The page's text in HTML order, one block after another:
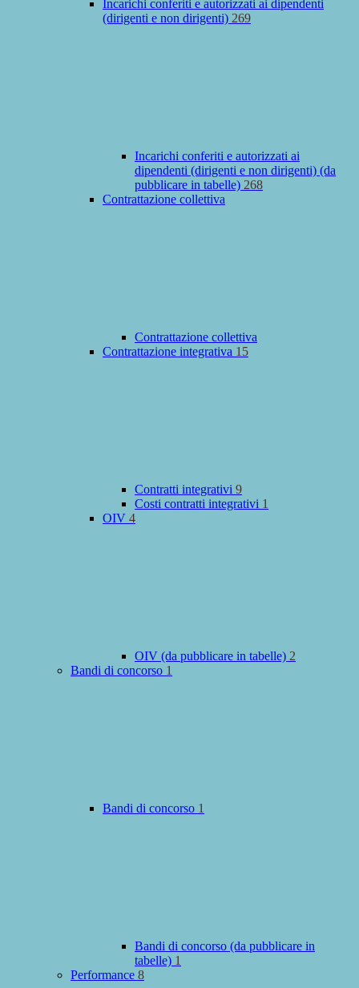
Incarichi conferiti e autorizzati ai dipendenti
(dirigenti e non dirigenti) 269
Incarichi conferiti e autorizzati ai
dipendenti (dirigenti e non dirigenti) (da
pubblicare in tabelle) 268
Contrattazione collettiva
Contrattazione collettiva
Contrattazione integrativa 15
Contratti integrativi 9
Costi contratti integrativi 1
OIV 4
OIV (da pubblicare in tabelle) 2
Bandi di concorso 1
Bandi di concorso 1
Bandi di concorso (da pubblicare in
tabelle) 1
Performance 8